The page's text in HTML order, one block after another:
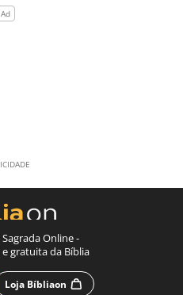
Online -
gratuita da Bíblia
Loja Bíbliaon